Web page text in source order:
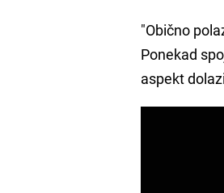
"Obično
Ponekad
aspekt